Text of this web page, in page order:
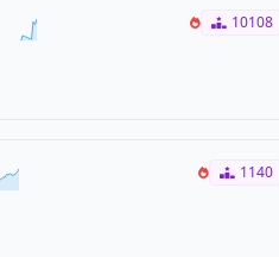
10108
1140